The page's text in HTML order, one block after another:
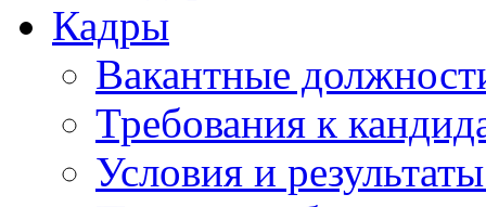
Кадры
Вакантные
Требования к
Условия и